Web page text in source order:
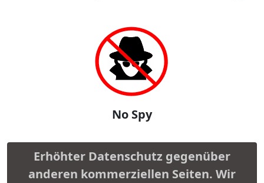
No Spy
Erhöhter Datenschutz gegenüber
anderen kommerziellen Seiten. Wir